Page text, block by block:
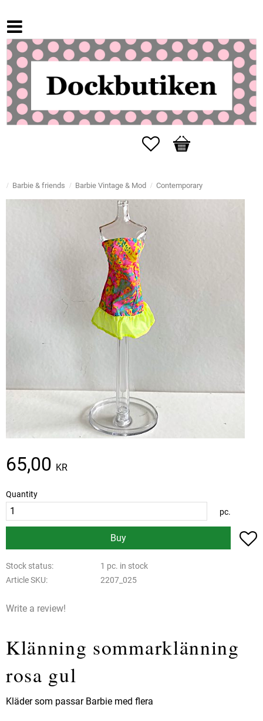
Favorites
Basket
Barbie & friends Barbie Vintage & Mod Contemporary
65,00 KR
Quantity
pc.
Buy
Stock status
1 pc. in stock
Article SKU
2207_025
Write a review!
Klänning sommarklänning
rosa gul
Kläder som passar Barbie med flera